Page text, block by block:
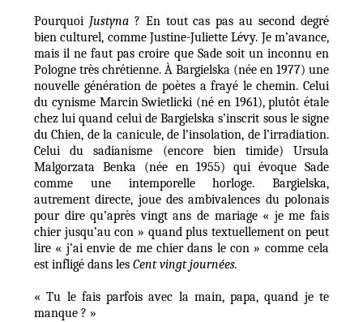
Pourquoi Justyna ? En tout cas pas au second degré
bien culturel, comme Justine-Juliette Lévy. Je m’avance,
mais il ne faut pas croire que Sade soit un inconnu en
Pologne très chrétienne. À Bargielska (née en 1977) une
nouvelle génération de poètes a frayé le chemin. Celui
du cynisme Marcin Swietlicki (né en 1961), plutôt étale
chez lui quand celui de Bargielska s’inscrit sous le signe
du Chien, de la canicule, de l’insolation, de l’irradiation.
Celui du sadianisme (encore bien timide) Ursula
Malgorzata Benka (née en 1955) qui évoque Sade
comme une intemporelle horloge. Bargielska,
autrement directe, joue des ambivalences du polonais
pour dire qu’après vingt ans de mariage « je me fais
chier jusqu’au con » quand plus textuellement on peut
lire « j’ai envie de me chier dans le con » comme cela
est infligé dans les Cent vingt journées.
« Tu le fais parfois avec la main, papa, quand je te
manque ? »